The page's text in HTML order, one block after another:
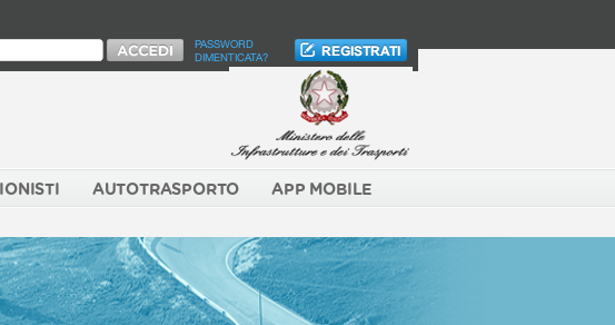
PASSWORD
DIMENTICATA?
AUTOTRASPORTO APP MOBILE